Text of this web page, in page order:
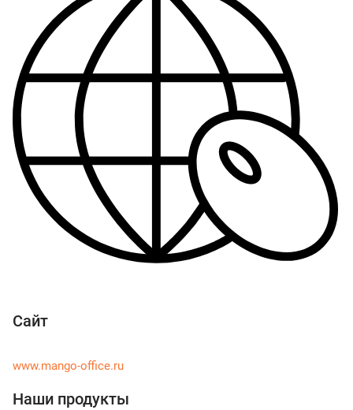
Сайт
www.mango-office.ru
Наши продукты